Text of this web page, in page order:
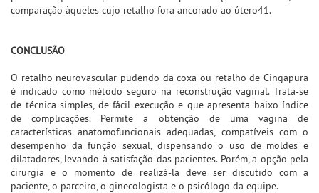
comparação àqueles cujo retalho fora ancorado ao útero41.
CONCLUSÃO
O retalho neurovascular pudendo da coxa ou retalho de Cingapura
é indicado como método seguro na reconstrução vaginal. Trata-se
de técnica simples, de fácil execução e que apresenta baixo índice
de complicações. Permite a obtenção de uma vagina de
características anatomofuncionais adequadas, compatíveis com o
desempenho da função sexual, dispensando o uso de moldes e
dilatadores, levando à satisfação das pacientes. Porém, a opção pela
cirurgia e o momento de realizá-la deve ser discutido com a
paciente, o parceiro, o ginecologista e o psicólogo da equipe.